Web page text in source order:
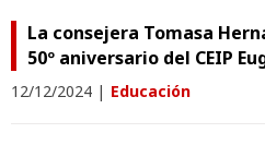
La consejera Tomasa
50º aniversario del CEIP
12/12/2024 | Educación